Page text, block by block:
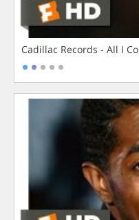
Cadillac Records - All I